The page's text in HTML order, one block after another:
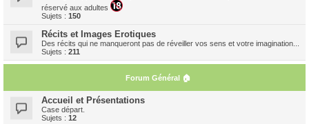
réservé aux adultes
Sujets : 150
Récits et Images Erotiques
Des récits qui ne manqueront pas de réveiller vos sens et votre imagination...
Sujets : 211
Forum Général 🏠
Accueil et Présentations
Case départ.
Sujets : 12